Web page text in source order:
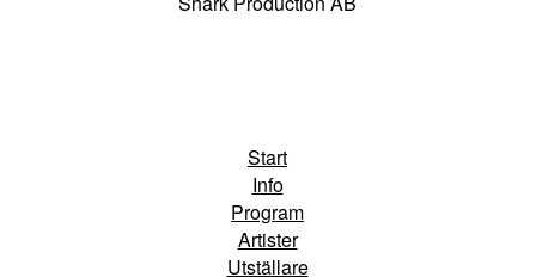
Start
Info
Program
Artister
Utställare